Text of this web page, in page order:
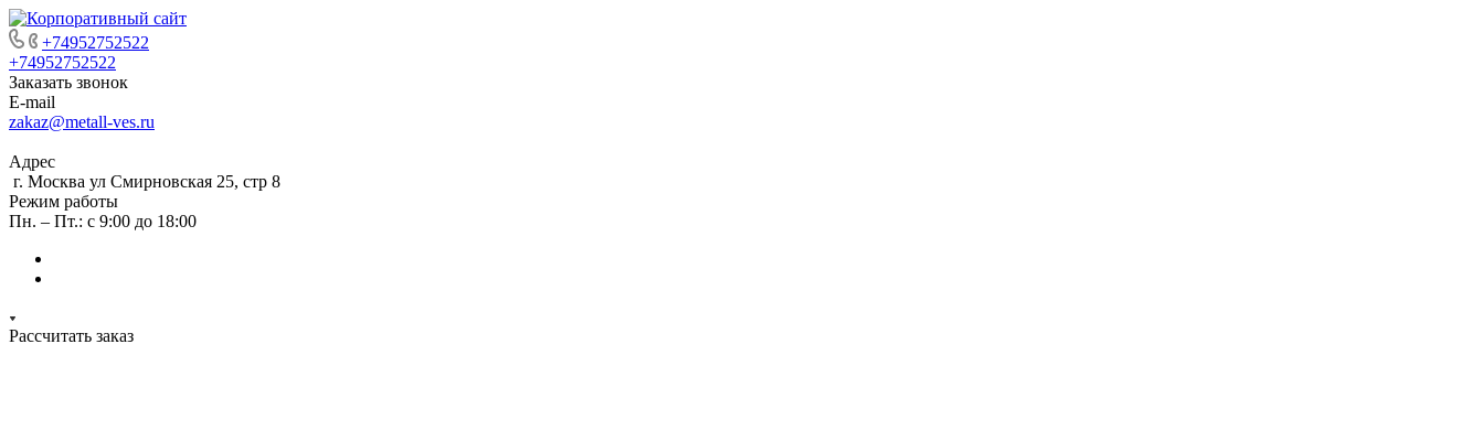
+74952752522
+74952752522
Заказать звонок
E-mail
zakaz@metall-ves.ru
Адрес
г. Москва ул Смирновская 25, стр 8
Режим работы
Пн. – Пт.: с 9:00 до 18:00
Рассчитать заказ